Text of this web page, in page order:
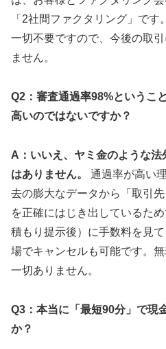
「2社間ファクタリング」で
一切不要ですので、今後の取
ません。
Q2：審査通過率98%というこ
高いのではないですか？
A：いいえ、ヤミ金のような法
はありません。
通過率が高い
去の膨大なデータから「取引
を正確にはじき出しているた
積もり提示後）に手数料を見
場でキャンセルも可能です。
一切ありません。
Q3：本当に「最短90分」で現
か？